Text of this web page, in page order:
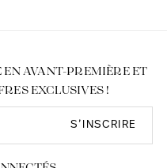
AVANT-PREMIÈRE ET
EXCLUSIVES !
S’INSCRIRE